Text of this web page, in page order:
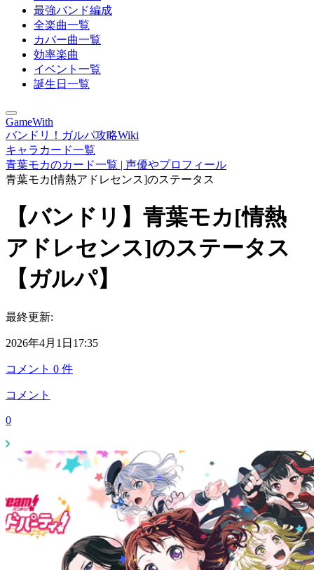
最強バンド編成
全楽曲一覧
カバー曲一覧
効率楽曲
イベント一覧
誕生日一覧
GameWith
バンドリ！ガルパ攻略Wiki
キャラカード一覧
青葉モカのカード一覧 | 声優やプロフィール
青葉モカ[情熱アドレセンス]のステータス
【バンドリ】青葉モカ[情熱
アドレセンス]のステータス
【ガルパ】
最終更新:
2026年4月1日17:35
コメント 0 件
コメント
0